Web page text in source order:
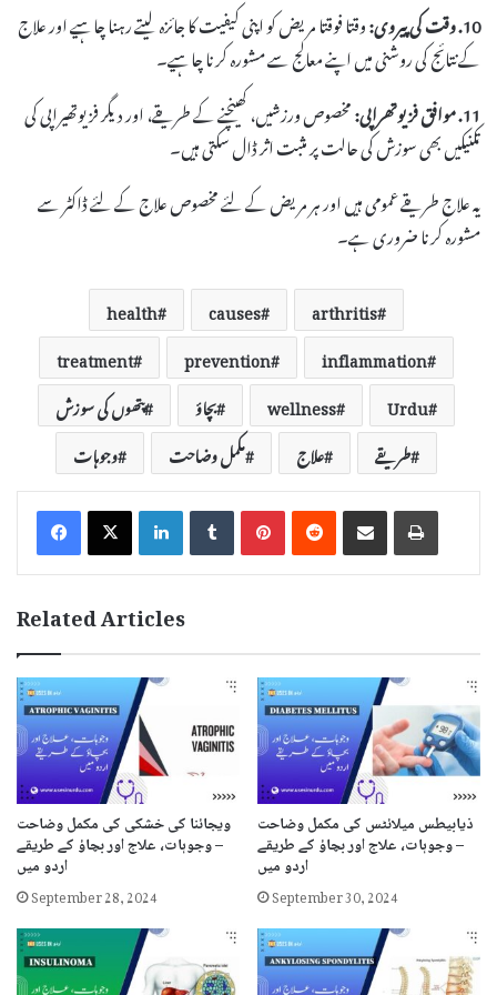
10. وقت کی پیروی: وقتا فوقتا مریض کو اپنی کیفیت کا جائزہ لیتے رہنا چاہیے اور علاج
کے نتائج کی روشنی میں اپنے معالج سے مشورہ کرنا چاہیے۔
11. موافق فزیوتھراپی:
مخصوص ورزشیں، کھینچنے کے طریقے، اور دیگر فزیوتھیراپی کی
تکنیکیں بھی سوزش کی حالت پر مثبت اثر ڈال سکتی ہیں۔
یہ علاج طریقے عمومی ہیں اور ہر مریض کے لئے مخصوص علاج کے لئے ڈاکٹر سے
مشورہ کرنا ضروری ہے۔
arthritis
causes
health
inflammation
prevention
treatment
Urdu
wellness بچاؤ
پتھوں کی سوزش
طریقے
علاج مکمل وضاحت وجوہات
LinkedInTumblrPinterestReddit Share via Email Print
Related Articles
ویجائنا کی خشکی کی مکمل وضاحت
– وجوہات، علاج اور بچاؤ کے طریقے
اردو میں
September 28, 2024
ذیابیطس میلائٹس کی مکمل وضاحت
– وجوہات، علاج اور بچاؤ کے طریقے
اردو میں
September 30, 2024